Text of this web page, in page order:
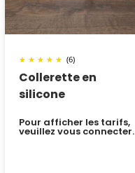
Collerette en
silicone
(6)
Pour afficher les tarifs,
veuillez vous connecter.